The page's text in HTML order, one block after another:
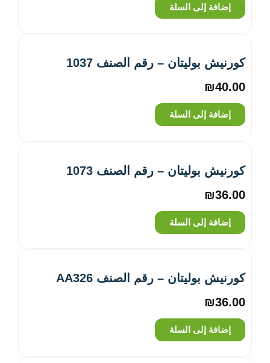
إضافة إلى السلة
كورنيش بوليتان – رقم الصنف 1037
₪40.00
إضافة إلى السلة
كورنيش بوليتان – رقم الصنف 1073
₪36.00
إضافة إلى السلة
كورنيش بوليتان – رقم الصنف AA326
₪36.00
إضافة إلى السلة